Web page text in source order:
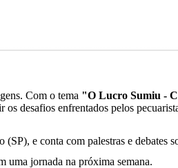
Com o tema "O Lucro Sumiu -
desafios enfrentados pelos
e conta com palestras e debates
uma jornada na próxima semana.